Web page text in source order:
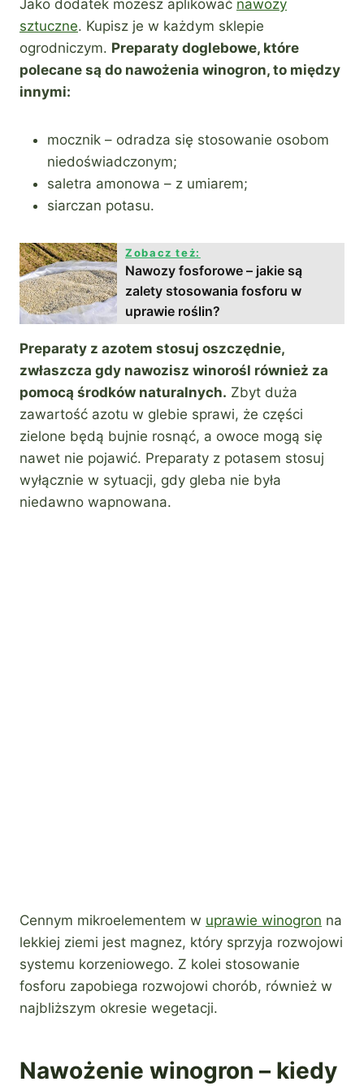
Jako dodatek możesz aplikować nawozy
sztuczne. Kupisz je w każdym sklepie
ogrodniczym. Preparaty doglebowe, które
polecane są do nawożenia winogron, to między
innymi:
mocznik – odradza się stosowanie osobom
niedoświadczonym;
saletra amonowa – z umiarem;
siarczan potasu.
Zobacz też:
Nawozy fosforowe – jakie są
zalety stosowania fosforu w
uprawie roślin?
Preparaty z azotem stosuj oszczędnie,
zwłaszcza gdy nawozisz winorośl również za
pomocą środków naturalnych. Zbyt duża
zawartość azotu w glebie sprawi, że części
zielone będą bujnie rosnąć, a owoce mogą się
nawet nie pojawić. Preparaty z potasem stosuj
wyłącznie w sytuacji, gdy gleba nie była
niedawno wapnowana.
Cennym mikroelementem w uprawie winogron na
lekkiej ziemi jest magnez, który sprzyja rozwojowi
systemu korzeniowego. Z kolei stosowanie
fosforu zapobiega rozwojowi chorób, również w
najbliższym okresie wegetacji.
Nawożenie winogron – kiedy